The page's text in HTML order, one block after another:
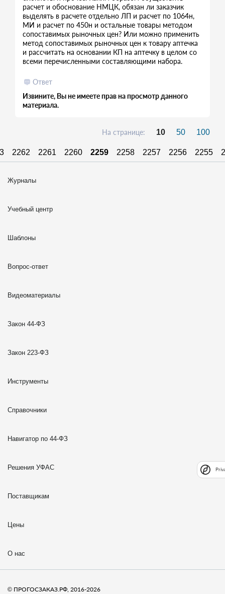
расчет и обоснование НМЦК, обязан ли заказчик
выделять в расчете отдельно ЛП и расчет по 1064н,
МИ и расчет по 450н и остальные товары методом
сопоставимых рыночных цен? Или можно применить
метод сопоставимых рыночных цен к товару аптечка
и рассчитать на основании КП на аптечку в целом со
всеми перечисленными составляющими набора.
Ответ
Извините, Вы не имеете прав на просмотр данного
материала.
2262 2261 2260 2259 2258 2257 2256 2255
На странице: 10 50 100
Журналы
Учебный центр
Шаблоны
Вопрос-ответ
Видеоматериалы
Закон 44-ФЗ
Закон 223-ФЗ
Инструменты
Справочники
Навигатор по 44-ФЗ
Решения УФАС
Поставщикам
Цены
О нас
© ПРОГОСЗАКАЗ.РФ, 2016-2026